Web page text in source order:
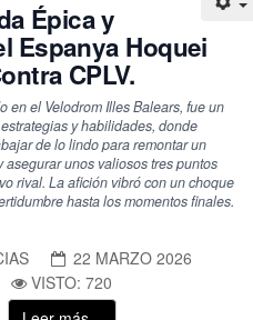
Épica y
Espanya Hoquei
CPLV.
en el Velodrom Illes Balears, fue un
y habilidades, donde
de lo lindo para remontar un
asegurar unos valiosos tres puntos
rival. La afición vibró con un choque
hasta los momentos finales.
22 MARZO 2026
VISTO: 720